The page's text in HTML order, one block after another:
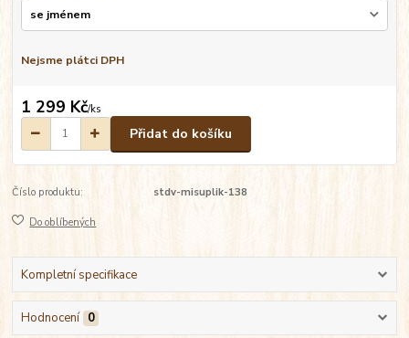
Nejsme plátci DPH
1 299 Kč/ks
Přidat do košíku
Číslo produktu: stdv-misuplik-138
Do oblíbených
Kompletní specifikace
Hodnocení 0